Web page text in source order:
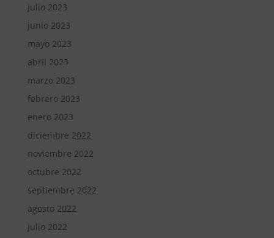
julio 2023
junio 2023
mayo 2023
abril 2023
marzo 2023
febrero 2023
enero 2023
diciembre 2022
noviembre 2022
octubre 2022
septiembre 2022
agosto 2022
julio 2022